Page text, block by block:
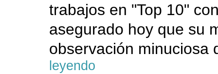
trabajos en "Top 10"
asegurado hoy que su
observación
leyendo